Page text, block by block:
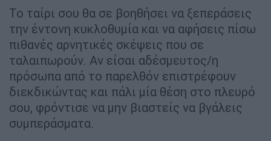
Το ταίρι σου θα σε βοηθήσει να ξεπεράσεις
την έντονη κυκλοθυμία και να αφήσεις πίσω
πιθανές αρνητικές σκέψεις που σε
ταλαιπωρούν. Αν είσαι αδέσμευτος/η
πρόσωπα από το παρελθόν επιστρέφουν
διεκδικώντας και πάλι μία θέση στο πλευρό
σου, φρόντισε να μην βιαστείς να βγάλεις
συμπεράσματα.